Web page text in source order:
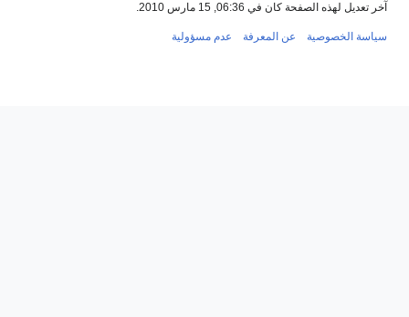
آخر تعديل لهذه الصفحة كان في 06:36, 15 مارس 2010.
سياسة الخصوصية عن المعرفة عدم مسؤولية